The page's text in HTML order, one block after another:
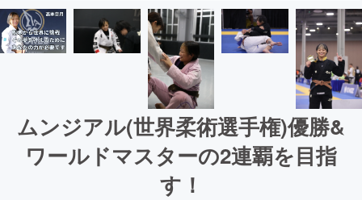
ムンジアル(世界柔術選手権)優勝&
ワールドマスターの2連覇を目指
す！